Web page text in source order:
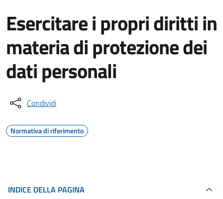
Esercitare i propri diritti in
materia di protezione dei
dati personali
Condividi
Normativa di riferimento
INDICE DELLA PAGINA